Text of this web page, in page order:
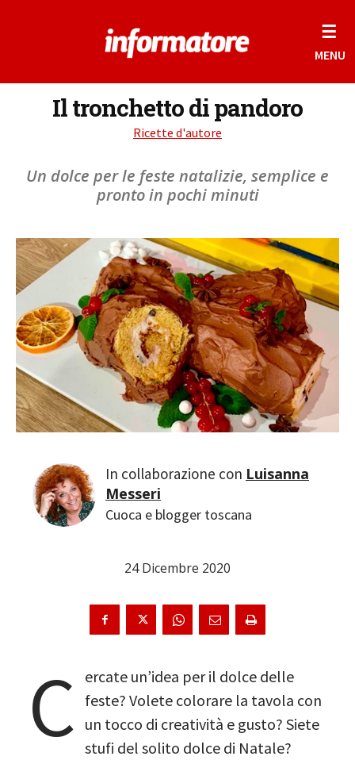
☰
MENU
Il tronchetto di pandoro
Ricette d'autore
Un dolce per le feste natalizie, semplice e
pronto in pochi minuti
Luisanna
Messeri
Cuoca e blogger toscana
24 Dicembre 2020
C ercate un’idea per il dolce delle
feste? Volete colorare la tavola con
un tocco di creatività e gusto? Siete
stufi del solito dolce di Natale?